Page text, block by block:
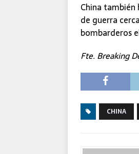
China también
de guerra
bombarderos
Fte. Breaking
CHINA